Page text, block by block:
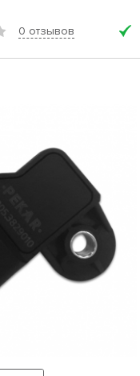
0 отзывов